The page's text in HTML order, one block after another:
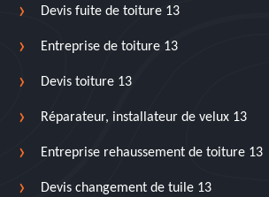
Devis fuite de toiture 13
Entreprise de toiture 13
Devis toiture 13
Réparateur, installateur de velux 13
Entreprise rehaussement de toiture 13
Devis changement de tuile 13